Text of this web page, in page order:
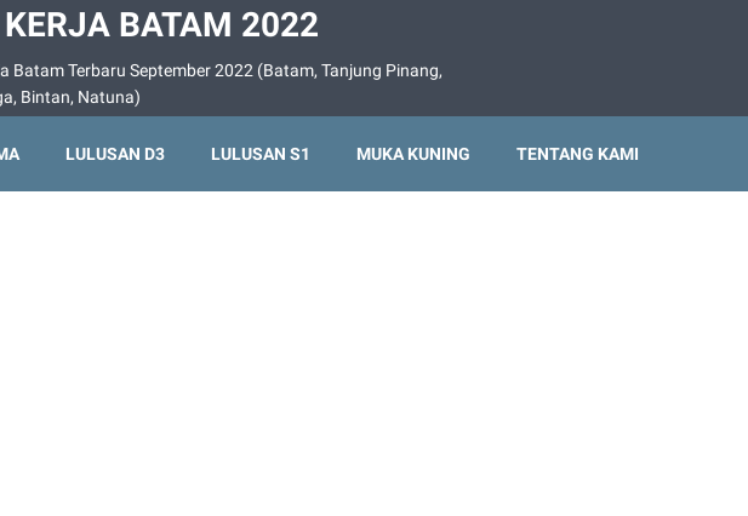
KERJA BATAM 2022
Batam Terbaru September 2022 (Batam, Tanjung Pinang,
Bintan, Natuna)
LULUSAN D3 LULUSAN S1 MUKA KUNING TENTANG KAMI